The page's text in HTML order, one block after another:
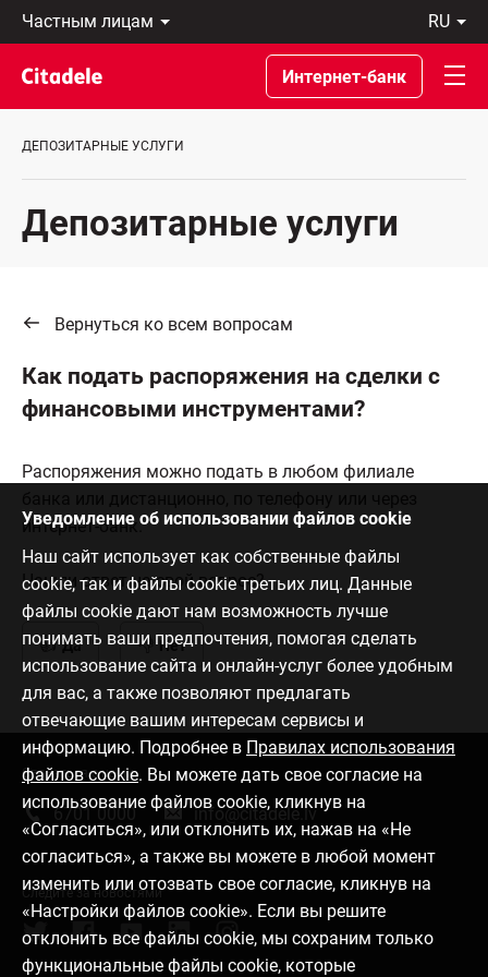
Частным
лицам
Предприятиям
Private
Banking
банке
ru
Latviski
По-
русски
In
Интернет-банк
ДЕПОЗИТАРНЫЕ УСЛУГИ
Депозитарные услуги
Вернуться ко всем вопросам
Как подать распоряжения на сделки с
финансовыми инструментами?
Распоряжения можно подать в любом филиале
интернет-банк.
Нашли ответ на свой вопрос?
Да Нет
Уведомление об использовании файлов cookie
Наш сайт использует как собственные файлы
cookie, так и файлы cookie третьих лиц. Данные
файлы cookie дают нам возможность лучше
понимать ваши предпочтения, помогая сделать
использование сайта и онлайн-услуг более удобным
для вас, а также позволяют предлагать
отвечающие вашим интересам сервисы и
информацию. Подробнее в Правилах использования
файлов cookie. Вы можете дать свое согласие на
использование файлов cookie, кликнув на
«Согласиться», или отклонить их, нажав на «Не
согласиться», а также вы можете в любой момент
изменить или отозвать свое согласие, кликнув на
«Настройки файлов cookie». Если вы решите
отклонить все файлы cookie, мы сохраним только
функциональные файлы cookie, которые
Связаться с нами
6701 0000 info@citadele.lv
Следите за новостями